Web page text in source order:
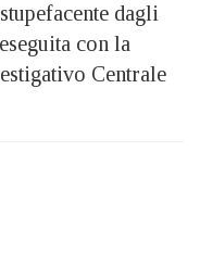
dagli
con la
Centrale